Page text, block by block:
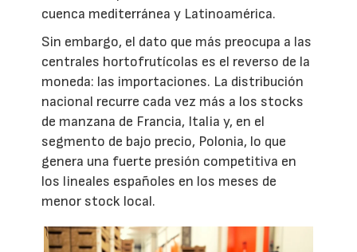
cuenca mediterránea y Latinoamérica.
Sin embargo, el dato que más preocupa a las
centrales hortofrutícolas es el reverso de la
moneda: las importaciones. La distribución
nacional recurre cada vez más a los stocks
de manzana de Francia, Italia y, en el
segmento de bajo precio, Polonia, lo que
genera una fuerte presión competitiva en
los lineales españoles en los meses de
menor stock local.